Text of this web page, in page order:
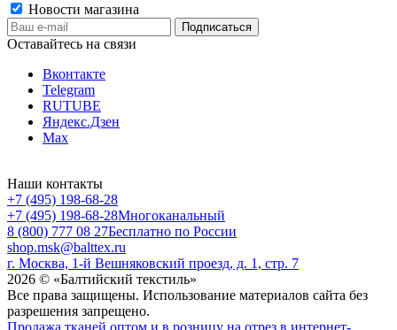
Новости магазина
Оставайтесь на связи
Вконтакте
Telegram
RUTUBE
Яндекс.Дзен
Max
Наши контакты
+7 (495) 198-68-28
+7 (495) 198-68-28Многоканальный
8 (800) 777 08 27Бесплатно по России
shop.msk@balttex.ru
г. Москва, 1-й Вешняковский проезд, д. 1, стр. 7
2026 © «Балтийский текстиль»
Все права защищены. Использование материалов сайта без
разрешения запрещено.
Продажа тканей оптом и в розницу на отрез в интернет-